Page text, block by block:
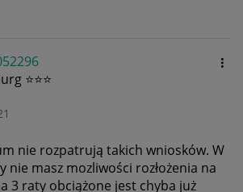
⭐⭐⭐
nie rozpatrują takich wniosków. W
nie masz mozliwości rozłożenia na
3 raty obciążone jest chyba już